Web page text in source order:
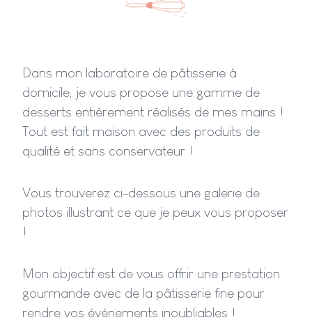
Dans mon laboratoire de pâtisserie à
domicile, je vous propose une gamme de
desserts entièrement réalisés de mes mains !
Tout est fait maison avec des produits de
qualité et sans conservateur !
Vous trouverez ci-dessous une galerie de
photos illustrant ce que je peux vous proposer
!
Mon objectif est de vous offrir une prestation
gourmande avec de la pâtisserie fine pour
rendre vos évènements inoubliables !